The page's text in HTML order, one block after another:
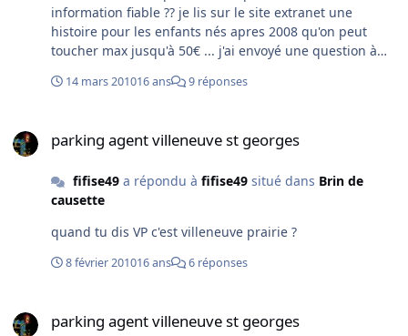
information fiable ?? je lis sur le site extranet une
histoire pour les enfants nés apres 2008 qu'on peut
toucher max jusqu'à 50€ ... j'ai envoyé une question à
dire quoi je dois maintenant m'inscrire à la CAF pour
14 mars 201016 ans 9 réponses
parking agent villeneuve st georges
fifise49a répondu à fifise49situé dans Brin de
causette
quand tu dis VP c'est villeneuve prairie ?
8 février 201016 ans 6 réponses
parking agent villeneuve st georges